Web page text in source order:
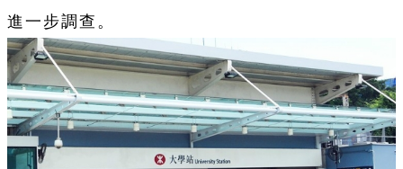
進一步調查。